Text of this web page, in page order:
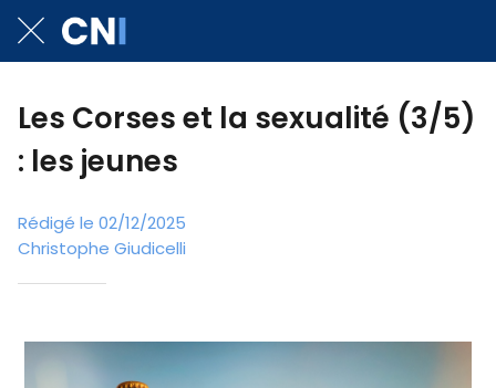
Les Corses et la sexualité (3/5)
: les jeunes
Rédigé le 02/12/2025
Christophe Giudicelli